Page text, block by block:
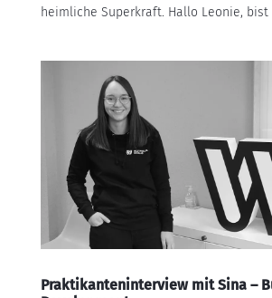
heimliche Superkraft. Hallo Leonie, bist
Praktikanteninterview mit Sina –